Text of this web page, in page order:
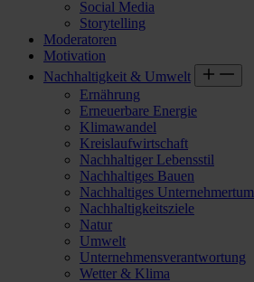
Social Media
Storytelling
Moderatoren
Motivation
Nachhaltigkeit & Umwelt
Ernährung
Erneuerbare Energie
Klimawandel
Kreislaufwirtschaft
Nachhaltiger Lebensstil
Nachhaltiges Bauen
Nachhaltiges Unternehmertum
Nachhaltigkeitsziele
Natur
Umwelt
Unternehmensverantwortung
Wetter & Klima